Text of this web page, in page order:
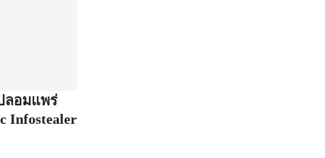
ลอมแพร่
Infostealer